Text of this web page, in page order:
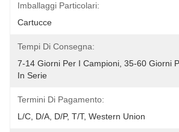
Imballaggi Particolari:
Cartucce
Tempi Di Consegna:
7-14 Giorni Per I Campioni, 35-60 Giorni
In Serie
Termini Di Pagamento:
L/C, D/A, D/P, T/T, Western Union